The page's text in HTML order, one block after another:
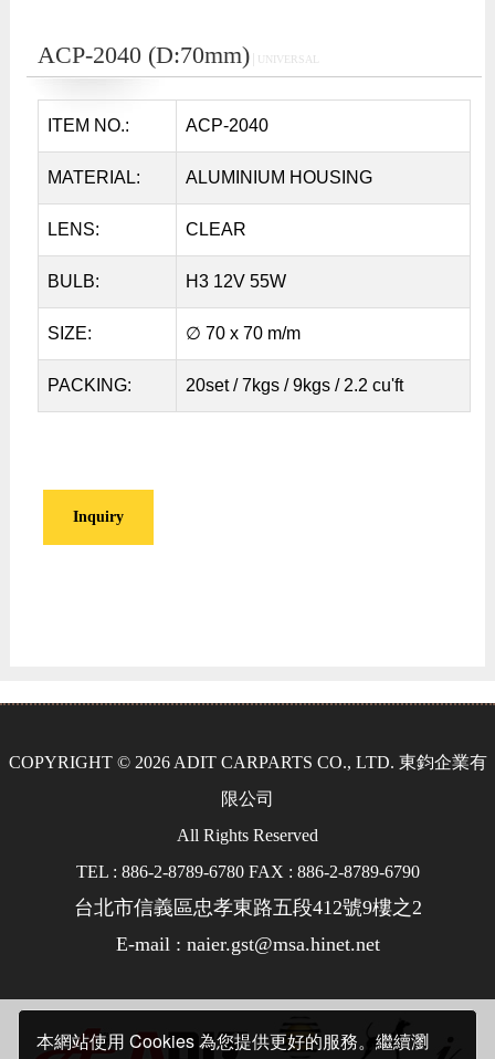
本網站使用 Cookies 為您提供更好的服務。繼續瀏
ACP-2040 (D:70mm)│UNIVERSAL
ITEM NO.: ACP-2040
MATERIAL: ALUMINIUM HOUSING
LENS: CLEAR
BULB: H3 12V 55W
SIZE: ∅ 70 x 70 m/m
PACKING: 20set / 7kgs / 9kgs / 2.2 cu'ft
Inquiry
COPYRIGHT © 2026 ADIT CARPARTS CO., LTD. 東鈞企業有
限公司
All Rights Reserved
TEL : 886-2-8789-6780 FAX : 886-2-8789-6790
台北市信義區忠孝東路五段412號9樓之2
E-mail : naier.gst@msa.hinet.net